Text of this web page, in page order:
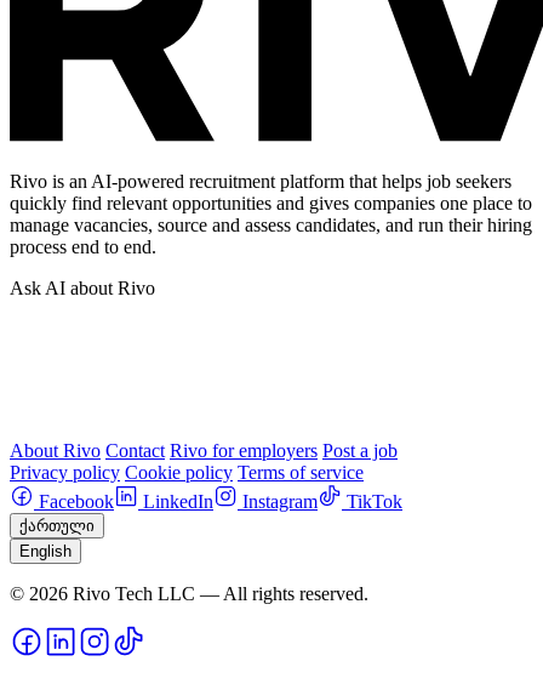
Rivo is an AI-powered recruitment platform that helps job seekers
quickly find relevant opportunities and gives companies one place to
manage vacancies, source and assess candidates, and run their hiring
process end to end.
Ask AI about Rivo
About Rivo Contact Rivo for employers Post a job
Privacy policy Cookie policy Terms of service
Facebook
LinkedIn Instagram TikTok
ქართული
English
© 2026 Rivo Tech LLC — All rights reserved.